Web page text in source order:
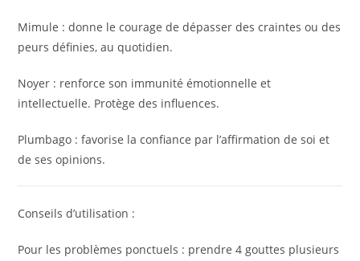
Mimule : donne le courage de dépasser des craintes ou des
peurs définies, au quotidien.
Noyer : renforce son immunité émotionnelle et
intellectuelle. Protège des influences.
Plumbago : favorise la confiance par l’affirmation de soi et
de ses opinions.
Conseils d’utilisation :
Pour les problèmes ponctuels : prendre 4 gouttes plusieurs